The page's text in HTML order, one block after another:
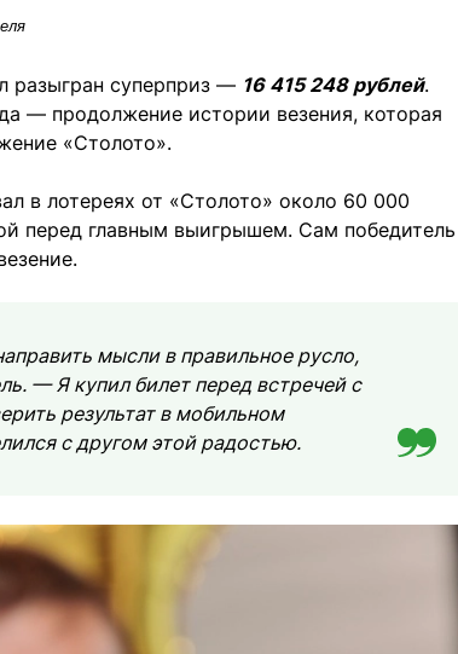
разыгран суперприз — 16 415 248 рублей.
— продолжение истории везения, которая
«Столото».
в лотереях от «Столото» около 60 000
перед главным выигрышем. Сам победитель
мысли в правильное русло,
— Я купил билет перед встречей с
результат в мобильном
с другом этой радостью.